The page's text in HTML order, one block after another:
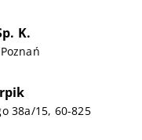
K.
38a/15, 60-825